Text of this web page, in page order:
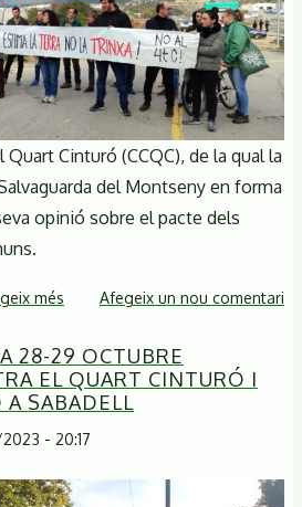
Quart Cinturó (CCQC), de la qual la
del Montseny en forma
opinió sobre el pacte dels
més sobre
DE
PREMSA
de
la
CONTRA
Afegeix un nou comentari
28-29 OCTUBRE
EL QUART CINTURÓ I
SABADELL
- 20:17